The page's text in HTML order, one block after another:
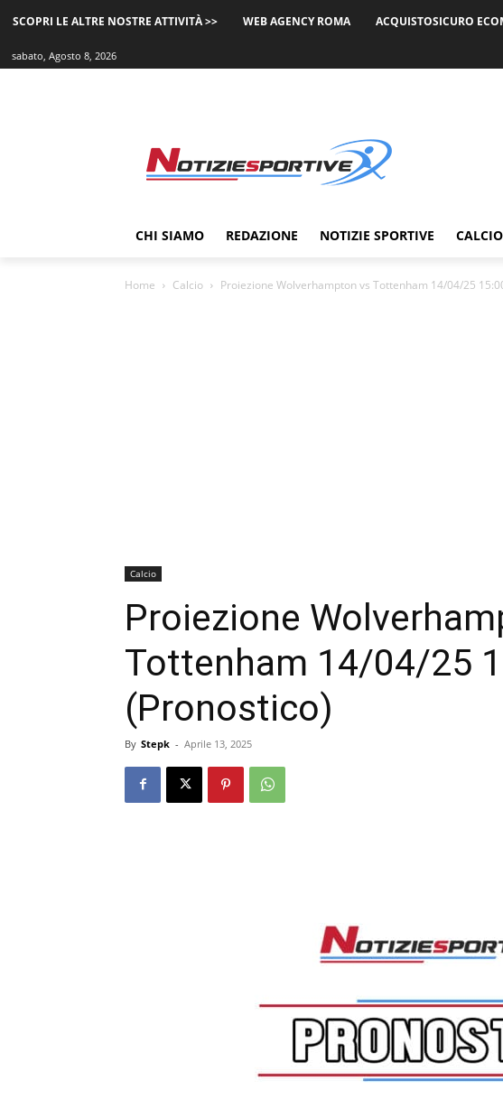
SCOPRI LE ALTRE NOSTRE ATTIVITÀ >> WEB AGENCY ROMA ACQUISTOSICURO
sabato, Agosto 8, 2026
CHI SIAMO REDAZIONE NOTIZIE SPORTIVE CALCIO
Home Calcio Proiezione Wolverhampton vs Tottenham 14/04/25
Calcio
Proiezione
Tottenham 14/04/25
(Pronostico)
By Stepk - Aprile 13, 2025